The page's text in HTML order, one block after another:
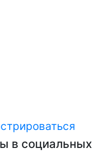
в социальных